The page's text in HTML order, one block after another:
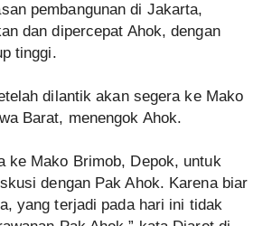
pembangunan di Jakarta,
dan dipercepat Ahok, dengan
tinggi.
dilantik akan segera ke Mako
Barat, menengok Ahok.
ke Mako Brimob, Depok, untuk
dengan Pak Ahok. Karena biar
yang terjadi pada hari ini tidak